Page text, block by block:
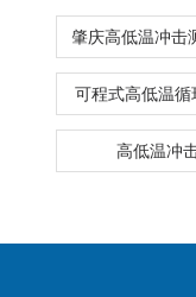
可程式高低温
高低温冲